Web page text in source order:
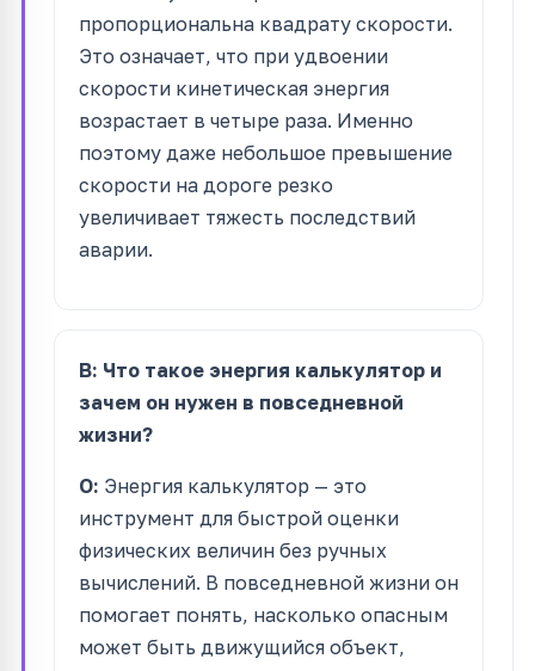
пропорциональна квадрату скорости.
Это означает, что при удвоении
скорости кинетическая энергия
возрастает в четыре раза. Именно
поэтому даже небольшое превышение
скорости на дороге резко
увеличивает тяжесть последствий
аварии.
В: Что такое энергия калькулятор и
зачем он нужен в повседневной
жизни?
О: Энергия калькулятор — это
инструмент для быстрой оценки
физических величин без ручных
вычислений. В повседневной жизни он
помогает понять, насколько опасным
может быть движущийся объект,